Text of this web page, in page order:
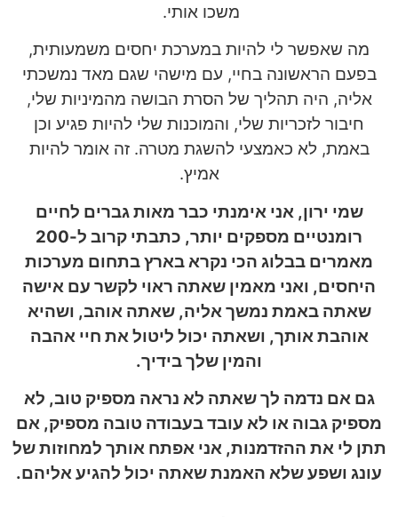
משכו אותי.
מה שאפשר לי להיות במערכת יחסים משמעותית,
בפעם הראשונה בחיי, עם מישהי שגם מאד נמשכתי
אליה, היה תהליך של הסרת הבושה מהמיניות שלי,
חיבור לזכריות שלי, והמוכנות שלי להיות פגיע וכן
באמת, לא כאמצעי להשגת מטרה. זה אומר להיות
אמיץ.
שמי ירון, אני אימנתי כבר מאות גברים לחיים
רומנטיים מספקים יותר, כתבתי קרוב ל-200
מאמרים בבלוג הכי נקרא בארץ בתחום מערכות
היחסים, ואני מאמין שאתה ראוי לקשר עם אישה
שאתה באמת נמשך אליה, שאתה אוהב, ושהיא
אוהבת אותך, ושאתה יכול ליטול את חיי אהבה
והמין שלך בידיך.
גם אם נדמה לך שאתה לא נראה מספיק טוב, לא
מספיק גבוה או לא עובד בעבודה טובה מספיק, אם
תתן לי את ההזדמנות, אני אפתח אותך למחוזות של
עונג ושפע שלא האמנת שאתה יכול להגיע אליהם.